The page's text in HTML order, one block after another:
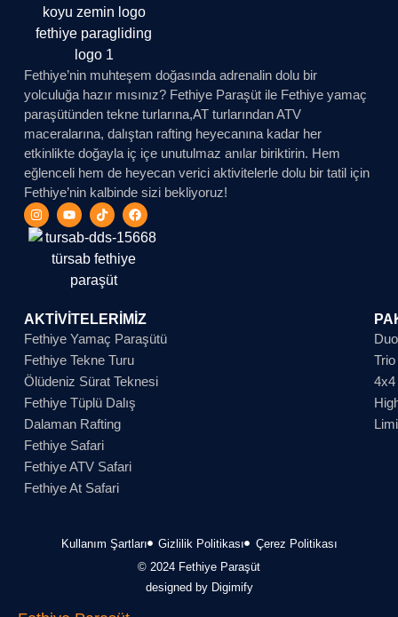
Fethiye’nin muhteşem doğasında adrenalin dolu bir
yolculuğa hazır mısınız? Fethiye Paraşüt ile Fethiye yamaç
paraşütünden tekne turlarına,AT turlarından ATV
maceralarına, dalıştan rafting heyecanına kadar her
etkinlikte doğayla iç içe unutulmaz anılar biriktirin. Hem
eğlenceli hem de heyecan verici aktivitelerle dolu bir tatil için
Fethiye’nin kalbinde sizi bekliyoruz!
AKTİVİTELERİMİZ
Fethiye Yamaç Paraşütü
Fethiye Tekne Turu
Ölüdeniz Sürat Teknesi
Fethiye Tüplü Dalış
Dalaman Rafting
Fethiye Safari
Fethiye ATV Safari
Fethiye At Safari
4x4
Kullanım Şartları Gizlilik Politikası
Çerez Politikası
© 2024 Fethiye Paraşüt
designed by Digimify